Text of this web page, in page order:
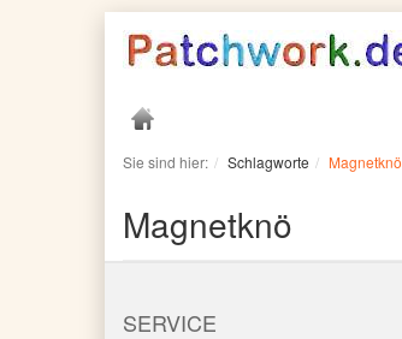
Sie sind hier: Schlagworte Magnetknö
Magnetknö
SERVICE